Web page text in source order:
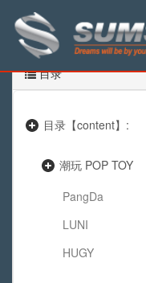
目录
目录【content】:
潮玩 POP TOY
PangDa
LUNI
HUGY